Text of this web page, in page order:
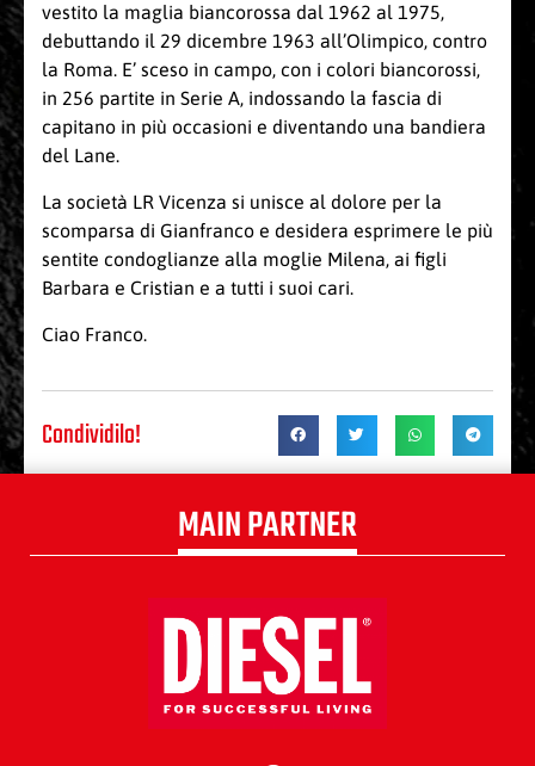
vestito la maglia biancorossa dal 1962 al 1975,
debuttando il 29 dicembre 1963 all’Olimpico, contro
la Roma. E’ sceso in campo, con i colori biancorossi,
in 256 partite in Serie A, indossando la fascia di
capitano in più occasioni e diventando una bandiera
del Lane.
La società LR Vicenza si unisce al dolore per la
scomparsa di Gianfranco e desidera esprimere le più
sentite condoglianze alla moglie Milena, ai figli
Barbara e Cristian e a tutti i suoi cari.
Ciao Franco.
Condividilo!
MAIN PARTNER